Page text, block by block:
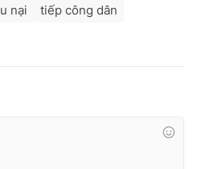
nại
tiếp công dân